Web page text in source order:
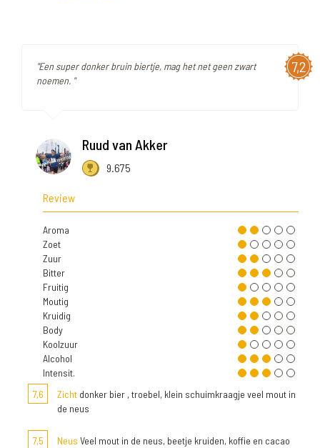
7,2
"Een super donker bruin biertje, mag het net geen zwart
noemen. "
Ruud van Akker
9.675
Review
Aroma
Zoet
Zuur
Bitter
Fruitig
Moutig
Kruidig
Body
Koolzuur
Alcohol
Intensit.
7,6
Zicht donker bier , troebel, klein schuimkraagje veel mout in
de neus
7,5 Neus Veel mout in de neus, beetje kruiden, koffie en cacao